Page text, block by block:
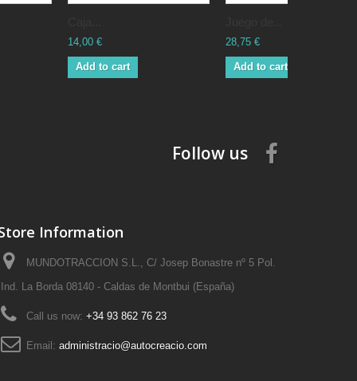
14,00 €
Add to cart
28,75 €
Add to cart
Follow us
Information
MUNDOTRACCION S.L., C/ Josep Bonastre nº 5 Pol.
Ind. La Borda 08140 - Caldas de Montbui (España)
Call us now: +34 93 862 76 23
Email: administracio@autocreacio.com